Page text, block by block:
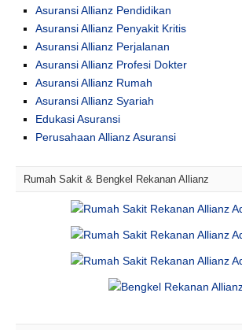
Asuransi Allianz Pendidikan
Asuransi Allianz Penyakit Kritis
Asuransi Allianz Perjalanan
Asuransi Allianz Profesi Dokter
Asuransi Allianz Rumah
Asuransi Allianz Syariah
Edukasi Asuransi
Perusahaan Allianz Asuransi
Rumah Sakit & Bengkel Rekanan Allianz